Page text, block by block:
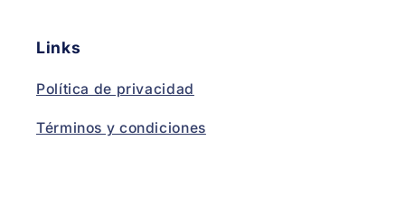
Links
Política de privacidad
Términos y condiciones